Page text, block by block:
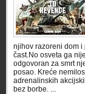
njihov razoreni dom
čast.No osveta ga
odgovoran za smrt
posao. Kreće
adrenalinskih
bez borbe. ...